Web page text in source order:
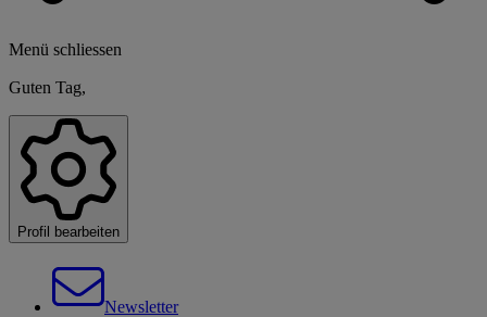
Menü schliessen
Guten Tag,
Profil bearbeiten
Newsletter